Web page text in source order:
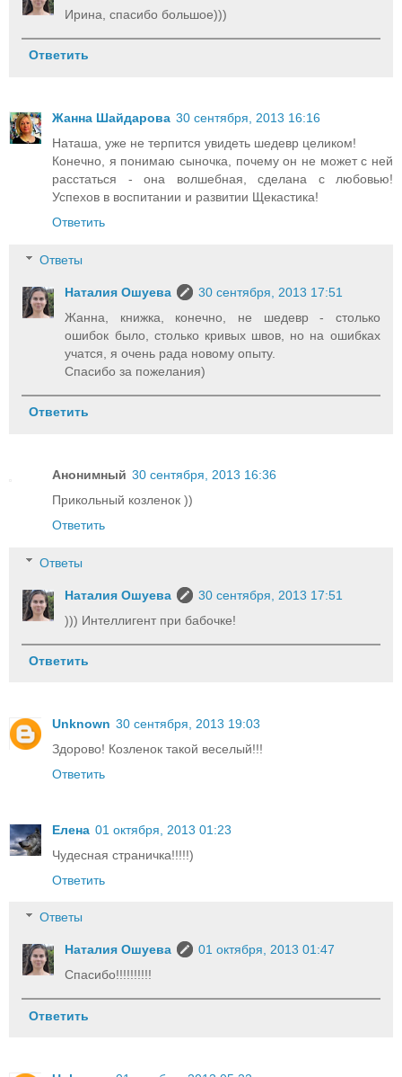
Ирина, спасибо большое)))
Ответить
Жанна Шайдарова 30 сентября, 2013 16:16
Наташа, уже не терпится увидеть шедевр целиком!
Конечно, я понимаю сыночка, почему он не может с ней
расстаться - она волшебная, сделана с любовью!
Успехов в воспитании и развитии Щекастика!
Ответить
Ответы
Наталия Ошуева
30 сентября, 2013 17:51
Жанна, книжка, конечно, не шедевр - столько
ошибок было, столько кривых швов, но на ошибках
учатся, я очень рада новому опыту.
Спасибо за пожелания)
Ответить
Анонимный 30 сентября, 2013 16:36
Прикольный козленок ))
Ответить
Ответы
Наталия Ошуева
30 сентября, 2013 17:51
))) Интеллигент при бабочке!
Ответить
Unknown 30 сентября, 2013 19:03
Здорово! Козленок такой веселый!!!
Ответить
Елена 01 октября, 2013 01:23
Чудесная страничка!!!!!)
Ответить
Ответы
Наталия Ошуева
01 октября, 2013 01:47
Спасибо!!!!!!!!!!
Ответить